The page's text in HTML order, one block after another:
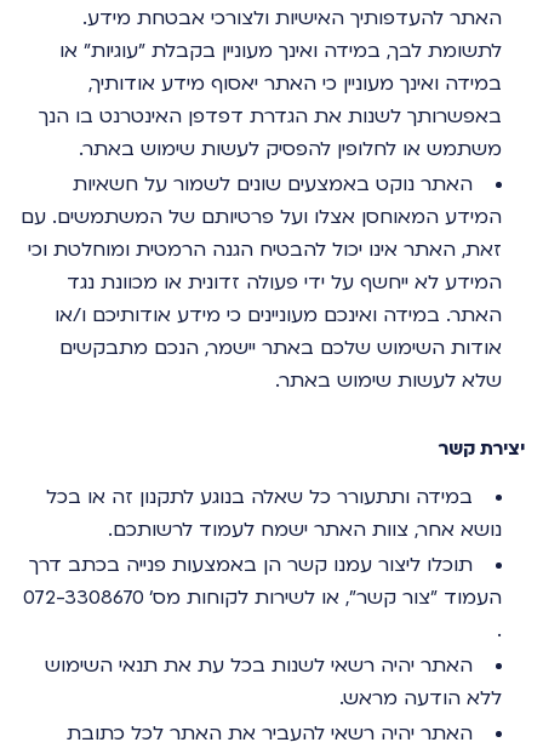
האתר להעדפותיך האישיות ולצורכי אבטחת מידע.
לתשומת לבך, במידה ואינך מעוניין בקבלת "עוגיות" או
במידה ואינך מעוניין כי האתר יאסוף מידע אודותיך,
באפשרותך לשנות את הגדרת דפדפן האינטרנט בו הנך
משתמש או לחלופין להפסיק לעשות שימוש באתר.
האתר נוקט באמצעים שונים לשמור על חשאיות
המידע המאוחסן אצלו ועל פרטיותם של המשתמשים. עם
זאת, האתר אינו יכול להבטיח הגנה הרמטית ומוחלטת וכי
המידע לא ייחשף על ידי פעולה זדונית או מכוונת נגד
האתר. במידה ואינכם מעוניינים כי מידע אודותיכם ו/או
אודות השימוש שלכם באתר יישמר, הנכם מתבקשים
שלא לעשות שימוש באתר.
יצירת קשר
במידה ותתעורר כל שאלה בנוגע לתקנון זה או בכל
נושא אחר, צוות האתר ישמח לעמוד לרשותכם.
תוכלו ליצור עמנו קשר הן באמצעות פנייה בכתב דרך
העמוד "צור קשר", או לשירות לקוחות מס' 072-3308670
.
האתר יהיה רשאי לשנות בכל עת את תנאי השימוש
ללא הודעה מראש.
האתר יהיה רשאי להעביר את האתר לכל כתובת